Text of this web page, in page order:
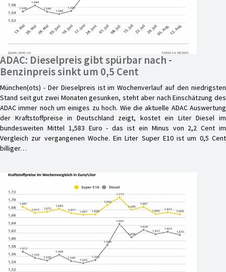
ADAC: Dieselpreis gibt spürbar nach -
Benzinpreis sinkt um 0,5 Cent
München(ots) - Der Dieselpreis ist im Wochenverlauf auf den niedrigsten
Stand seit gut zwei Monaten gesunken, steht aber nach Einschätzung des
ADAC immer noch um einiges zu hoch. Wie die aktuelle ADAC Auswertung
der Kraftstoffpreise in Deutschland zeigt, kostet ein Liter Diesel im
bundesweiten Mittel 1,583 Euro - das ist ein Minus von 2,2 Cent im
Vergleich zur vergangenen Woche. Ein Liter Super E10 ist um 0,5 Cent
billiger…